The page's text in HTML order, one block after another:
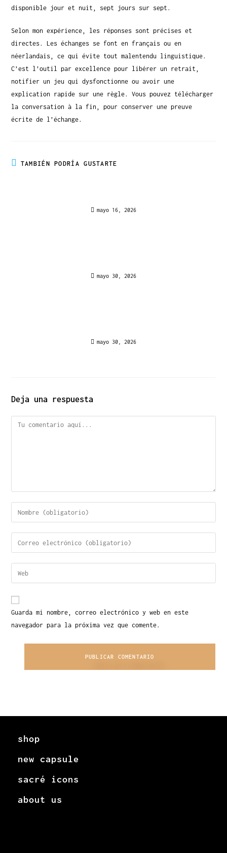
disponible jour et nuit, sept jours sur sept.
Selon mon expérience, les réponses sont précises et
directes. Les échanges se font en français ou en
néerlandais, ce qui évite tout malentendu linguistique.
C’est l’outil par excellence pour libérer un retrait,
notifier un jeu qui dysfonctionne ou avoir une
explication rapide sur une règle. Vous pouvez télécharger
la conversation à la fin, pour conserver une preuve
écrite de l’échange.
TAMBIÉN PODRÍA GUSTARTE
mayo 16, 2026
mayo 30, 2026
mayo 30, 2026
Deja una respuesta
Guarda mi nombre, correo electrónico y web en este
navegador para la próxima vez que comente.
shop
new capsule
sacré icons
about us